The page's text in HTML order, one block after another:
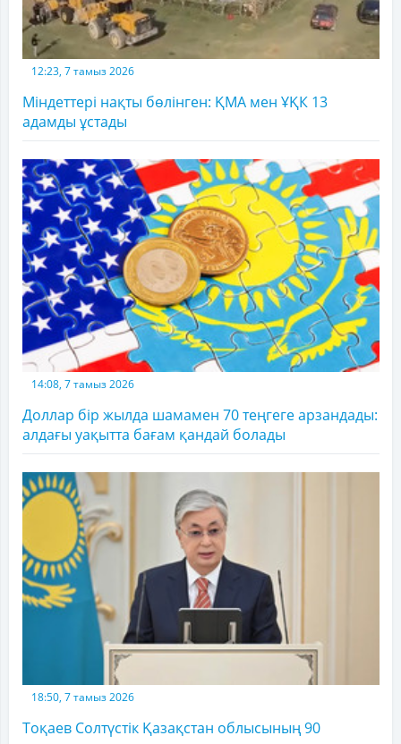
12:23, 7 тамыз 2026
Міндеттері нақты бөлінген: ҚМА мен ҰҚК 13
адамды ұстады
14:08, 7 тамыз 2026
Доллар бір жылда шамамен 70 теңгеге арзандады:
алдағы уақытта бағам қандай болады
18:50, 7 тамыз 2026
Тоқаев Солтүстік Қазақстан облысының 90